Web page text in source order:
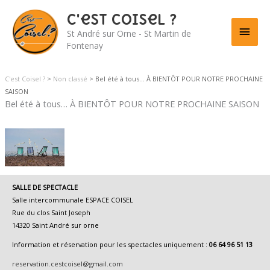
C'est Coisel ?
St André sur Orne - St Martin de
Fontenay
C'est Coisel ?> Non classé > Bel été à tous… À BIENTÔT POUR NOTRE PROCHAINE
SAISON
Bel été à tous… À BIENTÔT POUR NOTRE PROCHAINE SAISON
SALLE DE SPECTACLE
Salle intercommunale ESPACE COISEL
Rue du clos Saint Joseph
14320 Saint André sur orne
Information et réservation pour les spectacles uniquement : 06 64 96 51 13
reservation.cestcoisel@gmail.com